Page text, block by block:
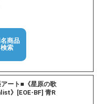
名商品
検索
アート■《星原の歌
》[EOE-BF] 青R